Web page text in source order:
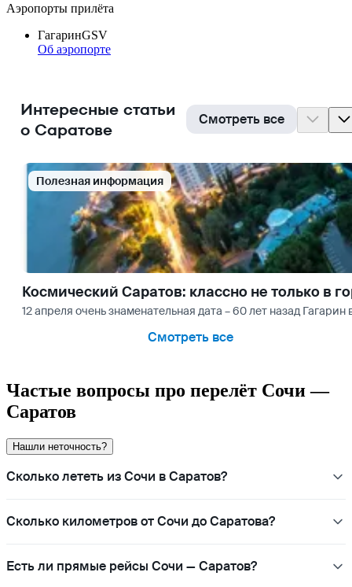
Аэропорты прилёта
ГагаринGSV
Об аэропорте
Интересные статьи
о Саратове
Смотреть все
Полезная информация
Космический Саратов: классно не только в
12 апреля очень знаменательная дата – 60 лет назад
Смотреть все
Частые вопросы про перелёт Сочи —
Саратов
Нашли неточность?
Сколько лететь из Сочи в Саратов?
Сколько километров от Сочи до Саратова?
Есть ли прямые рейсы Сочи — Саратов?